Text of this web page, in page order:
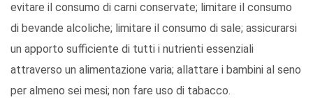
evitare il consumo di carni conservate; limitare il consumo
di bevande alcoliche; limitare il consumo di sale; assicurarsi
un apporto sufficiente di tutti i nutrienti essenziali
attraverso un alimentazione varia; allattare i bambini al seno
per almeno sei mesi; non fare uso di tabacco.